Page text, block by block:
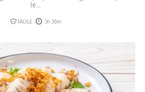
le...
FACILE 3h 30m